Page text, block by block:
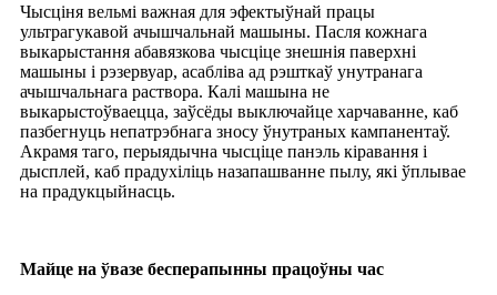
Чысціня вельмі важная для эфектыўнай працы
ультрагукавой ачышчальнай машыны. Пасля кожнага
выкарыстання абавязкова чысціце знешнія паверхні
машыны і рэзервуар, асабліва ад рэшткаў унутранага
ачышчальнага раствора. Калі машына не
выкарыстоўваецца, заўсёды выключайце харчаванне, каб
пазбегнуць непатрэбнага зносу ўнутраных кампанентаў.
Акрамя таго, перыядычна чысціце панэль кіравання і
дысплей, каб прадухіліць назапашванне пылу, які ўплывае
на прадукцыйнасць.
Майце на ўвазе бесперапынны працоўны час